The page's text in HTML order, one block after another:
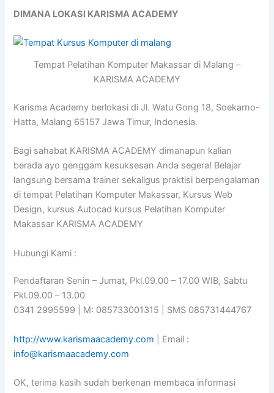
DIMANA LOKASI KARISMA ACADEMY
Tempat Pelatihan Komputer Makassar di Malang –
KARISMA ACADEMY
Karisma Academy berlokasi di Jl. Watu Gong 18, Soekarno-
Hatta, Malang 65157 Jawa Timur, Indonesia.
Bagi sahabat KARISMA ACADEMY dimanapun kalian
berada ayo genggam kesuksesan Anda segera! Belajar
langsung bersama trainer sekaligus praktisi berpengalaman
di tempat Pelatihan Komputer Makassar, Kursus Web
Design, kursus Autocad kursus Pelatihan Komputer
Makassar KARISMA ACADEMY
Hubungi Kami :
Pendaftaran Senin – Jumat, Pkl.09.00 – 17.00 WIB, Sabtu
Pkl.09.00 – 13.00
0341 2995599 | M: 085733001315 | SMS 085731444767
http://www.karismaacademy.com | Email :
info@karismaacademy.com
OK, terima kasih sudah berkenan membaca informasi